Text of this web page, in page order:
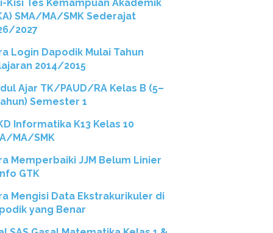
Kisi Tes Kemampuan Akademik
SMA/MA/SMK Sederajat
2027
Login Dapodik Mulai Tahun
2014/2015
Ajar TK/PAUD/RA Kelas B (5–
Semester 1
Informatika K13 Kelas 10
MA/SMK
Memperbaiki JJM Belum Linier
GTK
Mengisi Data Ekstrakurikuler di
yang Benar